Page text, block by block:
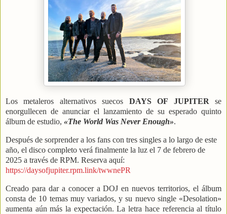
Los metaleros alternativos suecos DAYS OF JUPITERse
enorgullecen de anunciar el lanzamiento de su esperado quinto
álbum de estudio, «The World Was Never Enough».
Después de sorprender a los fans con tres singles a lo largo de este
año, el disco completo verá finalmente la luz el 7 de febrero de
2025 a través de RPM. Reserva aquí:
https://daysofjupiter.rpm.link/twwnePR
Creado para dar a conocer a DOJ en nuevos territorios, el álbum
consta de 10 temas muy variados, y su nuevo single «Desolation»
aumenta aún más la expectación. La letra hace referencia al título